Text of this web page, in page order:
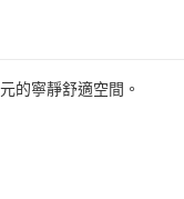
的寧靜舒適空間。